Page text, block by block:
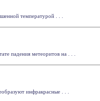
температурой . . .
падения метеоритов на . . .
инфракрасные . . .